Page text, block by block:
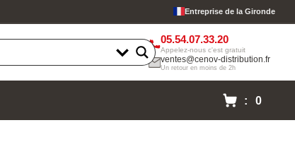
Entreprise de la Gironde
05.54.07.33.20
Appelez-nous c'est gratuit
ventes@cenov-distribution.fr
Un retour en moins de 2h
: 0